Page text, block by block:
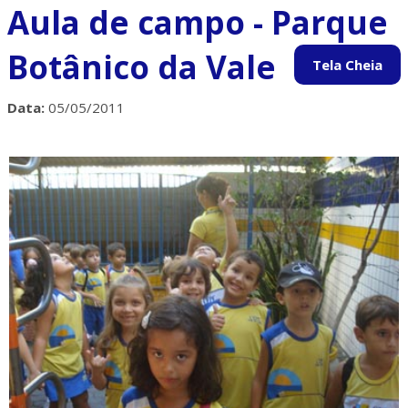
Aula de campo - Parque
Botânico da Vale
Data: 05/05/2011